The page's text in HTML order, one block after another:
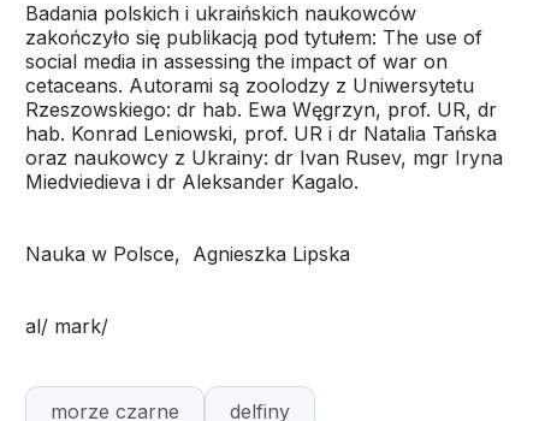
Badania polskich i ukraińskich naukowców
zakończyło się publikacją pod tytułem: The use of
social media in assessing the impact of war on
cetaceans. Autorami są zoolodzy z Uniwersytetu
Rzeszowskiego: dr hab. Ewa Węgrzyn, prof. UR, dr
hab. Konrad Leniowski, prof. UR i dr Natalia Tańska
oraz naukowcy z Ukrainy: dr Ivan Rusev, mgr Iryna
Miedviedieva i dr Aleksander Kagalo.
Nauka w Polsce, Agnieszka Lipska
al/ mark/
morze czarne delfiny